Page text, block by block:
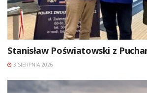
Stanisław Poświatowski z
3 SIERPNIA 2026